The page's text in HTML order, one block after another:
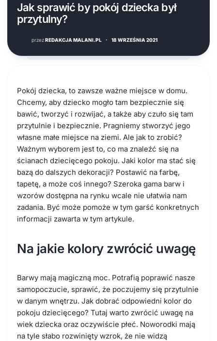
Jak sprawić by pokój dziecka był
przytulny?
przezREDAKCJA MALANI.PL · 18 WRZEŚNIA 2021
Pokój dziecka, to zawsze ważne miejsce w domu.
Chcemy, aby dziecko mogło tam bezpiecznie się
bawić, tworzyć i rozwijać, a także aby czuło się tam
przytulnie i bezpiecznie. Pragniemy stworzyć jego
własne małe miejsce na ziemi. Ale jak to zrobić?
Ważnym wyborem jest to, co ma znaleźć się na
ścianach dziecięcego pokoju. Jaki kolor ma stać się
bazą do dalszych dekoracji? Postawić na farbę,
tapetę, a może coś innego? Szeroka gama barw i
wzorów dostępna na rynku wcale nie ułatwia nam
zadania. Być może pomoże w tym garść konkretnych
informacji zawarta w tym artykule.
Na jakie kolory zwrócić uwagę
Barwy mają magiczną moc. Potrafią poprawić nasze
samopoczucie, sprawić, że poczujemy się przytulnie
w danym wnętrzu. Jak dobrać odpowiedni kolor do
pokoju dziecięcego? Tutaj warto zwrócić uwagę na
wiek dziecka oraz oczywiście płeć. Noworodki mają
na tyle słabo rozwinięty wzrok, że nie widzą